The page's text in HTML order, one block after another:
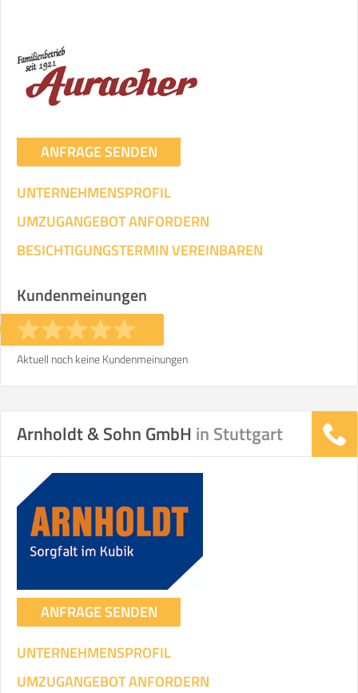
ANFRAGE SENDEN
UNTERNEHMENSPROFIL
UMZUGANGEBOT ANFORDERN
BESICHTIGUNGSTERMIN VEREINBAREN
Kundenmeinungen
Aktuell noch keine Kundenmeinungen
Arnholdt & Sohn GmbH in Stuttgart
ANFRAGE SENDEN
UNTERNEHMENSPROFIL
UMZUGANGEBOT ANFORDERN